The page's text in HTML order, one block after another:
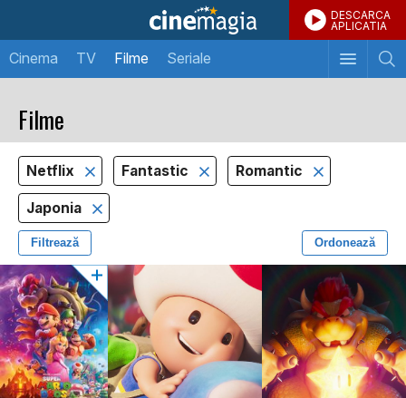
DESCARCA
APLICATIA
Cinema TV Filme Seriale
Filme
Netflix Fantastic Romantic
Japonia
Filtrează Ordonează